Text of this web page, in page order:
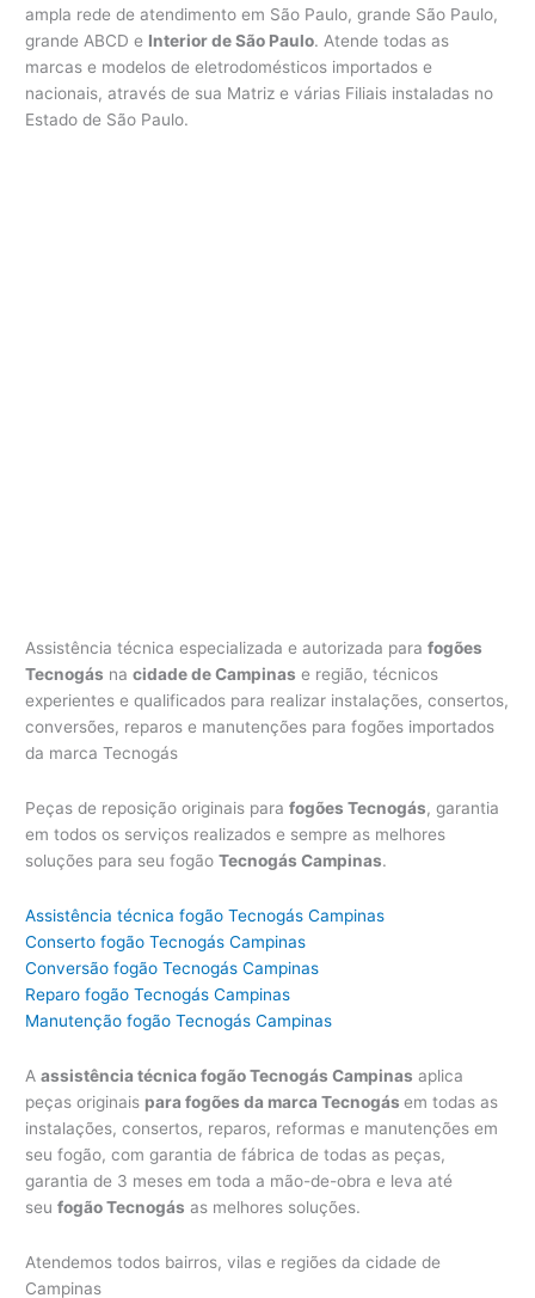
ampla rede de atendimento em São Paulo, grande São Paulo,
grande ABCD e Interior de São Paulo. Atende todas as
marcas e modelos de eletrodomésticos importados e
nacionais, através de sua Matriz e várias Filiais instaladas no
Estado de São Paulo.
Assistência técnica especializada e autorizada parafogões
Tecnogás nacidade de Campinas e região, técnicos
experientes e qualificados para realizar instalações, consertos,
conversões, reparos e manutenções para fogões importados
da marca Tecnogás
Peças de reposição originais parafogões Tecnogás, garantia
em todos os serviços realizados e sempre as melhores
soluções para seu fogãoTecnogás Campinas.
Assistência técnica fogão Tecnogás Campinas
Conserto fogão Tecnogás Campinas
Conversão fogão Tecnogás Campinas
Reparo fogão Tecnogás Campinas
Manutenção fogão Tecnogás Campinas
Aassistência técnica fogão Tecnogás Campinas aplica
peças originais para fogões da marca Tecnogásem todas as
instalações, consertos, reparos, reformas e manutenções em
seu fogão, com garantia de fábrica de todas as peças,
garantia de 3 meses em toda a mão-de-obra e leva até
seufogão Tecnogás as melhores soluções.
Atendemos todos bairros, vilas e regiões da cidade de
Campinas